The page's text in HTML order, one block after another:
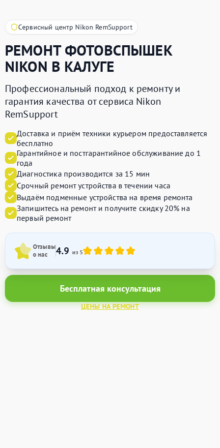
Сервисный центр Nikon RemSupport
РЕМОНТ ФОТОВСПЫШЕК
NIKON В КАЛУГЕ
Профессиональный подход к ремонту и
гарантия качества от сервиса Nikon
RemSupport
Доставка и приём техники курьером предоставляется
бесплатно
Гарантийное и постгарантийное обслуживание до 1
года
Диагностика производится за 15 мин
Срочный ремонт устройства в течении часа
Выдаём подменные устройства на время ремонта
Запишитесь на ремонт и получите скидку 20% на
первый ремонт
Отзывы
о нас
4.9 из 5
Бесплатная консультация
ЦЕНЫ НА РЕМОНТ